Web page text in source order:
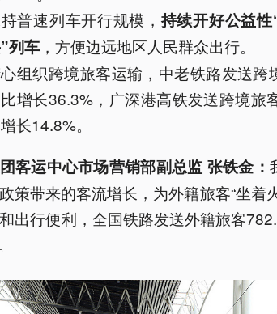
普速列车开行规模， 持续开好公益
列车 ，方便边远地区人民群众出行。
组织跨境旅客运输，中老铁路发送跨
增长36.3%，广深港高铁发送跨境旅
长14.8%。
客运中心市场营销部副总监 张铁金：
策带来的客流增长，为外籍旅客“坐着
出行便利，全国铁路发送外籍旅客